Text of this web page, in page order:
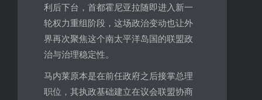
利后下台，首都霍尼亚拉随即进入新一
轮权力重组阶段，这场政治变动也让外
界再次聚焦这个南太平洋岛国的联盟政
治与治理稳定性。
马内莱原本是在前任政府之后接掌总理
职位，其执政基础建立在议会联盟协商